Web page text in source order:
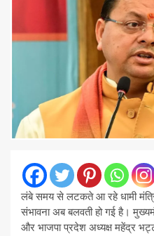
लंबे समय से लटकते आ रहे धामी
संभावना अब बलवती हो गई है।
और भाजपा प्रदेश अध्यक्ष महेंद्र